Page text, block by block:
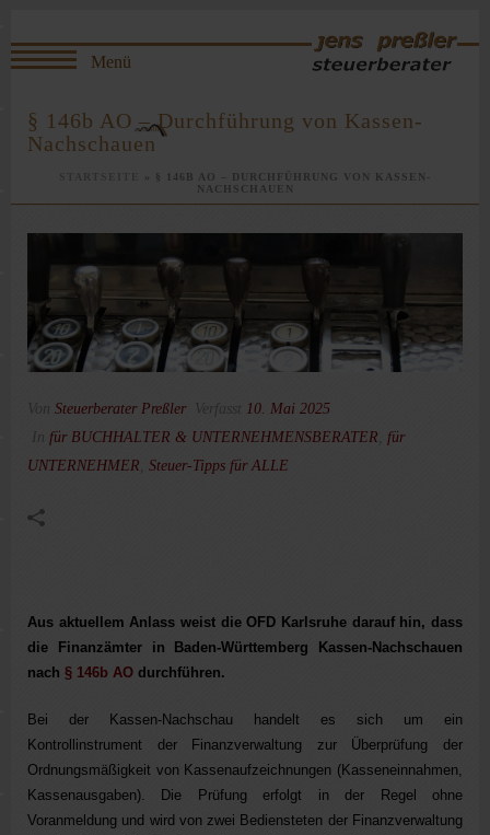
§ 146b AO – Durchführung von Kassen-
Nachschauen
» § 146B AO – DURCHFÜHRUNG VON KASSEN-
NACHSCHAUEN
Von Steuerberater Preßler Verfasst 10. Mai 2025
In für BUCHHALTER & UNTERNEHMENSBERATER
für
UNTERNEHMER Steuer-Tipps für ALLE
Aus aktuellem Anlass weist die OFD Karlsruhe darauf hin, dass
die Finanzämter in Baden-Württemberg Kassen-Nachschauen
nach § 146b AO durchführen.
Bei der Kassen-Nachschau handelt es sich um ein
Kontrollinstrument der Finanzverwaltung zur Überprüfung der
Ordnungsmäßigkeit von Kassenaufzeichnungen (Kasseneinnahmen,
Kassenausgaben). Die Prüfung erfolgt in der Regel ohne
Voranmeldung und wird von zwei Bediensteten der Finanzverwaltung